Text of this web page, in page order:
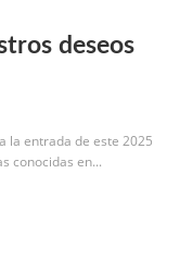
deseos
la entrada de este 2025
conocidas en...